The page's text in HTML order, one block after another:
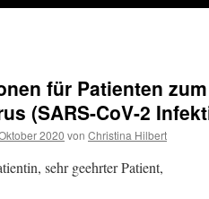
für Patienten
(SARS-CoV-2
2020 von Christina Hilbert
sehr geehrter Patient,